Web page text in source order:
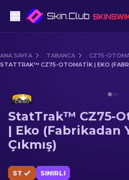
Orta seviye
Tüfek
Dürbünlü Tüfek
Bıçaklar
Eldiven
ANA SAYFA TABANCA
CZ75-
STATTRAK™ CZ75-OTOMATIK | EKO
StatTrak™ CZ75-
| Eko (Fabrikadan
Çıkmış)
ST SINIRLI